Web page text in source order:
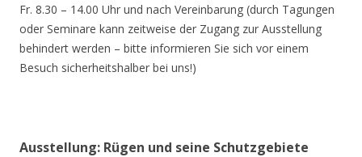
Fr. 8.30 – 14.00 Uhr und nach Vereinbarung (durch Tagungen
oder Seminare kann zeitweise der Zugang zur Ausstellung
behindert werden – bitte informieren Sie sich vor einem
Besuch sicherheitshalber bei uns!)
Ausstellung: Rügen und seine Schutzgebiete